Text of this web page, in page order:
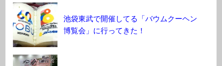
池袋東武で開催してる「バウムクーヘン
博覧会」に行ってきた！